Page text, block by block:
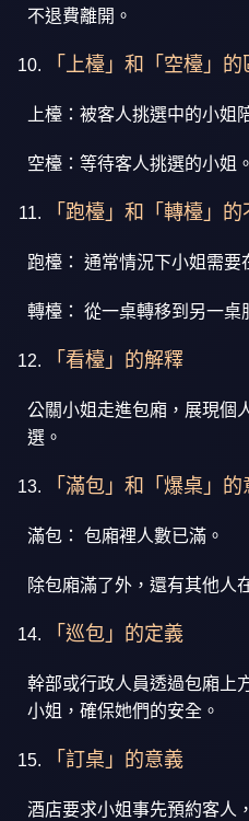
不退費離開。
「上檯」和「空檯」
上檯：被客人挑選中的小姐
空檯：等待客人挑選的小姐。
「跑檯」和「轉檯」的
跑檯： 通常情況下小姐需要
轉檯： 從一桌轉移到另一桌
「看檯」的解釋
公關小姐走進包廂，展現個
選。
「滿包」和「爆桌」
滿包： 包廂裡人數已滿。
除包廂滿了外，還有其他人
「巡包」的定義
幹部或行政人員透過包廂上
小姐，確保她們的安全。
「訂桌」的意義
酒店要求小姐事先預約客人